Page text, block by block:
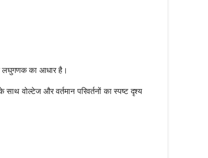
(1 - e^{-t/τ})
e^{-t/τ}
लघुगणक का आधार है।
वोल्टेज और वर्तमान परिवर्तनों का स्पष्ट दृश्य